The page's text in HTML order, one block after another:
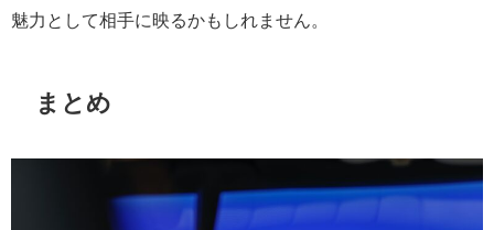
魅力として相手に映るかもしれません。
まとめ